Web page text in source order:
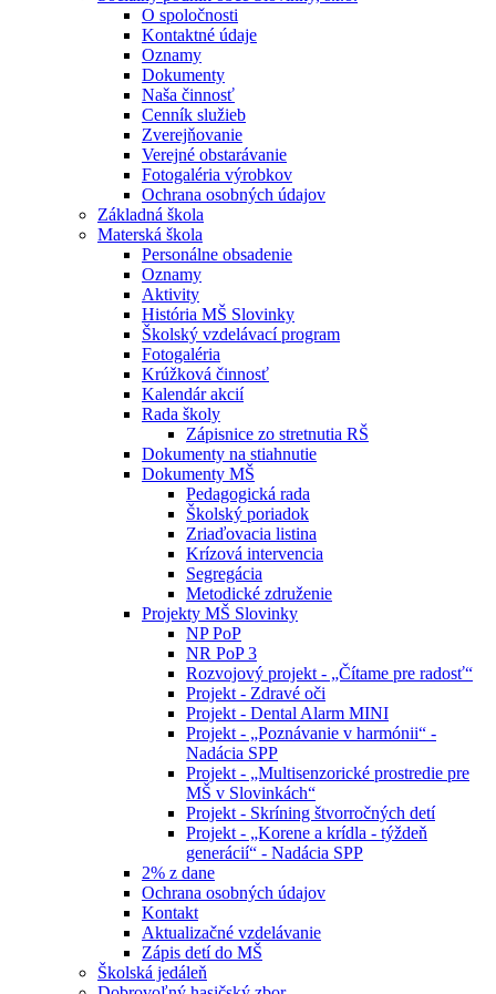
O spoločnosti
Kontaktné údaje
Oznamy
Dokumenty
Naša činnosť
Cenník služieb
Zverejňovanie
Verejné obstarávanie
Fotogaléria výrobkov
Ochrana osobných údajov
Základná škola
Materská škola
Personálne obsadenie
Oznamy
Aktivity
História MŠ Slovinky
Školský vzdelávací program
Fotogaléria
Krúžková činnosť
Kalendár akcií
Rada školy
Zápisnice zo stretnutia RŠ
Dokumenty na stiahnutie
Dokumenty MŠ
Pedagogická rada
Školský poriadok
Zriaďovacia listina
Krízová intervencia
Segregácia
Metodické združenie
Projekty MŠ Slovinky
NP PoP
NR PoP 3
Rozvojový projekt - „Čítame pre radosť“
Projekt - Zdravé oči
Projekt - Dental Alarm MINI
Projekt - „Poznávanie v harmónii“ -
Nadácia SPP
Projekt - „Multisenzorické prostredie pre
MŠ v Slovinkách“
Projekt - Skríning štvorročných detí
Projekt - „Korene a krídla - týždeň
generácií“ - Nadácia SPP
2% z dane
Ochrana osobných údajov
Kontakt
Aktualizačné vzdelávanie
Zápis detí do MŠ
Školská jedáleň